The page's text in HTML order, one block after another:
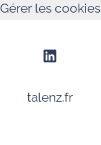
Gérer les cookies
talenz.fr